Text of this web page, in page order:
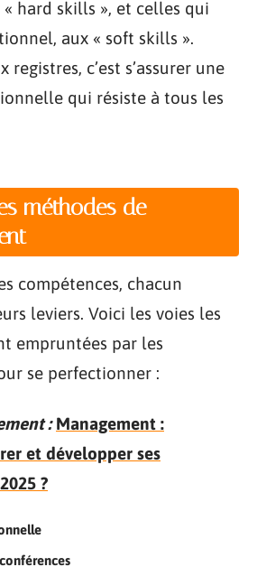
hard skills », et celles qui
aux « soft skills ».
registres, c’est s’assurer une
qui résiste à tous les
méthodes de
compétences, chacun
leviers. Voici les voies les
empruntées par les
se perfectionner :
: Management :
et développer ses
?